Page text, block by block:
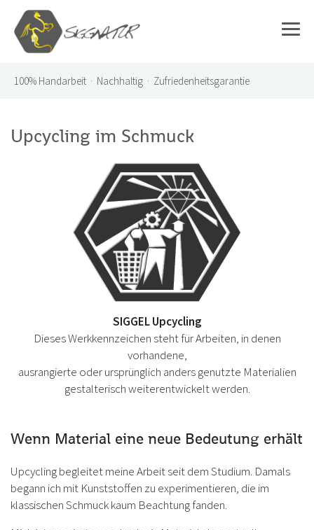
100% Handarbeit · Nachhaltig · Zufriedenheitsgarantie
Upcycling im Schmuck
SIGGEL Upcycling
Dieses Werkkennzeichen steht für Arbeiten, in denen
vorhandene,
ausrangierte oder ursprünglich anders genutzte Materialien
gestalterisch weiterentwickelt werden.
Wenn Material eine neue Bedeutung erhält
Upcycling begleitet meine Arbeit seit dem Studium. Damals
begann ich mit Kunststoffen zu experimentieren, die im
klassischen Schmuck kaum Beachtung fanden.